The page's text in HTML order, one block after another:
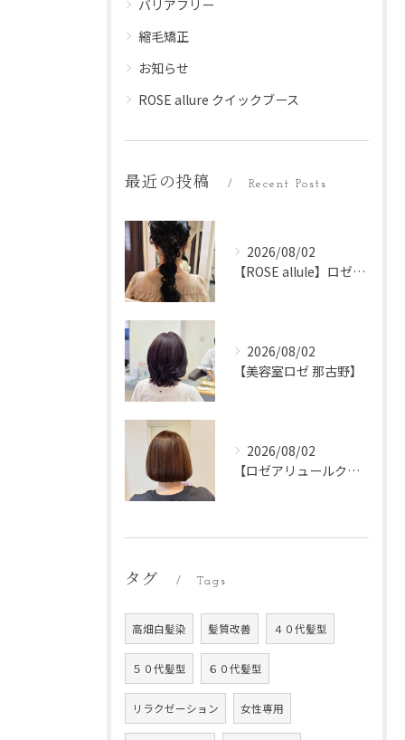
バリアフリー
縮毛矯正
お知らせ
ROSE allure クイックブース
最近の投稿 Recent Posts
2026/08/02
【ROSE allule】ロゼアリュール
2026/08/02
【美容室ロゼ 那古野】
2026/08/02
【ロゼアリュールクイックブース】
タグ Tags
高畑白髪染 髪質改善 ４０代髪型
５０代髪型 ６０代髪型
リラクゼーション 女性専用